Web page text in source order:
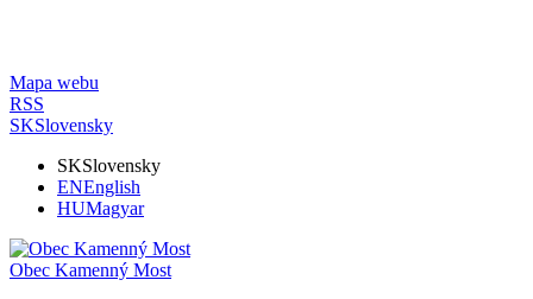
Mapa webu
RSS
SKSlovensky
SKSlovensky
ENEnglish
HUMagyar
Obec Kamenný Most